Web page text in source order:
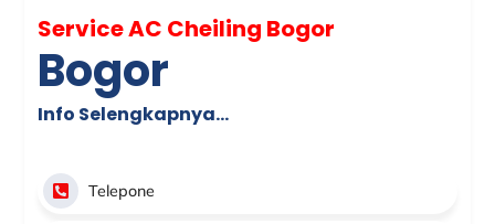
Service AC Cheiling Bogor
Bogor
Info Selengkapnya…
Telepone